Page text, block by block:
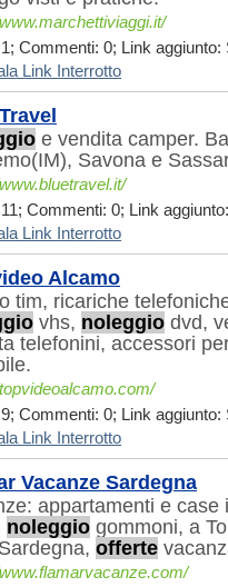
Commenti: 0; Link aggiunto:
Link Interrotto
e vendita camper.
Savona e
Commenti: 0; Link
Link Interrotto
Alcamo
tim, ricariche
vhs, noleggio dvd,
telefonini, accessori
Commenti: 0; Link aggiunto:
Link Interrotto
Vacanze Sardegna
appartamenti e case
noleggio gommoni, a
offerte